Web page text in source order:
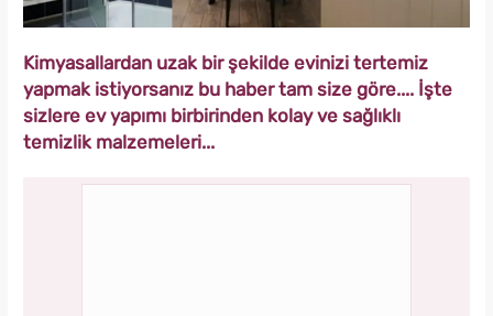
Kimyasallardan uzak bir şekilde evinizi tertemiz
yapmak istiyorsanız bu haber tam size göre.... İşte
sizlere ev yapımı birbirinden kolay ve sağlıklı
temizlik malzemeleri...